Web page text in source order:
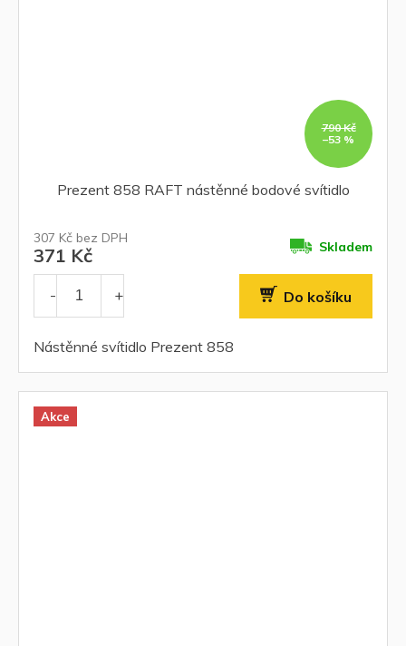
790 Kč
–53 %
Prezent 858 RAFT nástěnné bodové svítidlo
307 Kč bez DPH
371 Kč Skladem
Do košíku
Nástěnné svítidlo Prezent 858
Akce